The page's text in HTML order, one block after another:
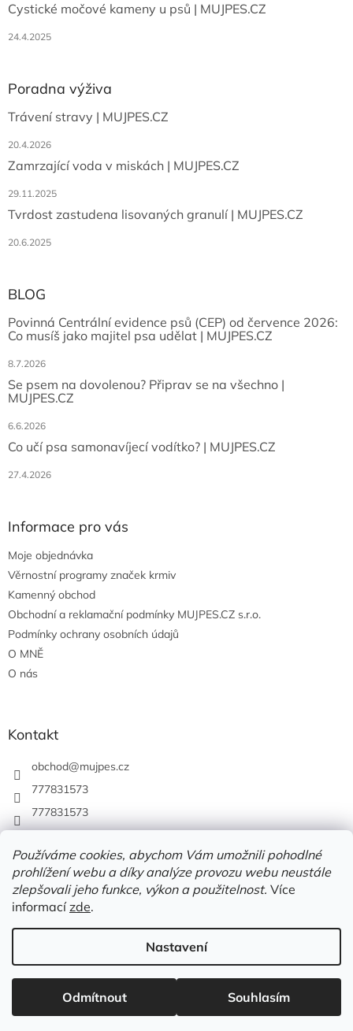
Používáme cookies, abychom Vám umožnili pohodlné
prohlížení webu a díky analýze provozu webu neustále
zlepšovali jeho funkce, výkon a použitelnost. Více
informacízde.
Nastavení
Odmítnout Souhlasím
ý
Cystické močové kameny u psů | MUJPES.CZ
24.4.2025
Poradna výživa
Trávení stravy | MUJPES.CZ
20.4.2026
Zamrzající voda v miskách | MUJPES.CZ
29.11.2025
Tvrdost zastudena lisovaných granulí | MUJPES.CZ
20.6.2025
BLOG
Povinná Centrální evidence psů (CEP) od července 2026:
Co musíš jako majitel psa udělat | MUJPES.CZ
8.7.2026
Se psem na dovolenou? Připrav se na všechno |
MUJPES.CZ
6.6.2026
Co učí psa samonavíjecí vodítko? | MUJPES.CZ
27.4.2026
Informace pro vás
Moje objednávka
Věrnostní programy značek krmiv
Kamenný obchod
Obchodní a reklamační podmínky MUJPES.CZ s.r.o.
Podmínky ochrany osobních údajů
O MNĚ
O nás
Kontakt
obchod@mujpes.cz
777831573
777831573
Vytvořil Shoptet
Copyright 2026MUJPES.CZ . Všechna práva vyhrazena.